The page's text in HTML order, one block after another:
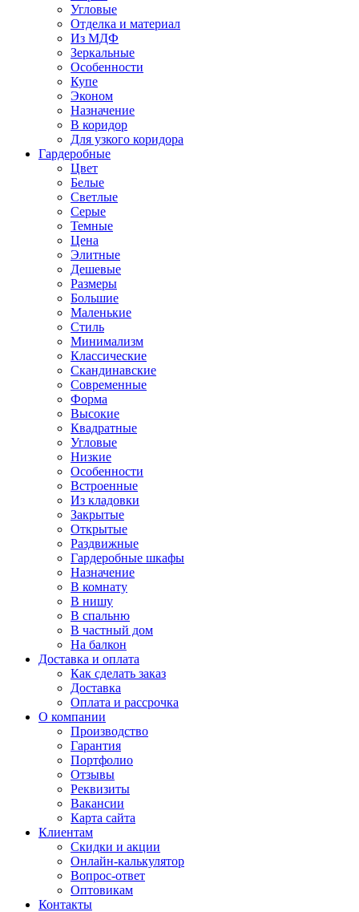
Угловые
Отделка и материал
Из МДФ
Зеркальные
Особенности
Купе
Эконом
Назначение
В коридор
Для узкого коридора
Гардеробные
Цвет
Белые
Светлые
Серые
Темные
Цена
Элитные
Дешевые
Размеры
Большие
Маленькие
Стиль
Минимализм
Классические
Скандинавские
Современные
Форма
Высокие
Квадратные
Угловые
Низкие
Особенности
Встроенные
Из кладовки
Закрытые
Открытые
Раздвижные
Гардеробные шкафы
Назначение
В комнату
В нишу
В спальню
В частный дом
На балкон
Доставка и оплата
Как сделать заказ
Доставка
Оплата и рассрочка
О компании
Производство
Гарантия
Портфолио
Отзывы
Реквизиты
Вакансии
Карта сайта
Клиентам
Скидки и акции
Онлайн-калькулятор
Вопрос-ответ
Оптовикам
Контакты